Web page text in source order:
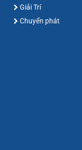
Giải Trí
Chuyển phát